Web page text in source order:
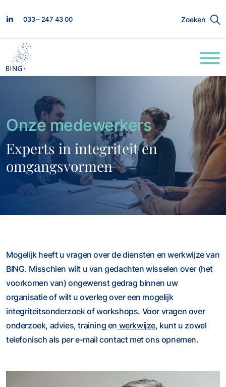
033 – 247 43 00 Zoeken
Onze medewerkers
Experts in integriteit en
omgangsvormen
Mogelijk heeft u vragen over de diensten en werkwijze van
BING. Misschien wilt u van gedachten wisselen over (het
voorkomen van) ongewenst gedrag binnen uw
organisatie of wilt u overleg over een mogelijk
integriteitsonderzoek of workshops. Voor vragen over
onderzoek, advies, training en werkwijze , kunt u zowel
telefonisch als per e-mail contact met ons opnemen.